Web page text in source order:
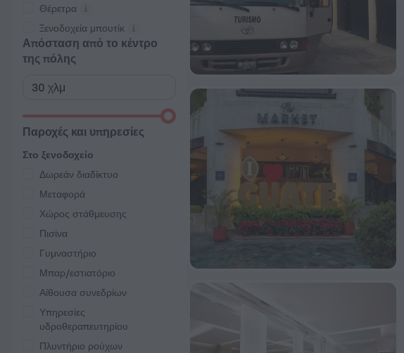
Θέρετρα
Ξενοδοχεία μπουτίκ
Απόσταση από το κέντρο
της πόλης
Παροχές και υπηρεσίες
Στο ξενοδοχείο
Δωρεάν διαδίκτυο
Μεταφορά
Χώρος στάθμευσης
Πισίνα
Γυμναστήριο
Μπαρ/εστιατόριο
Αίθουσα συνεδρίων
Υπηρεσίες
υδροθεραπευτηρίου
Πλυντήριο ρούχων